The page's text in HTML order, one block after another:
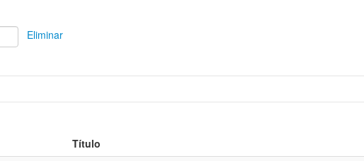
Eliminar
Título